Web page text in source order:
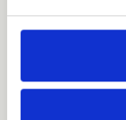
Udfyld
og